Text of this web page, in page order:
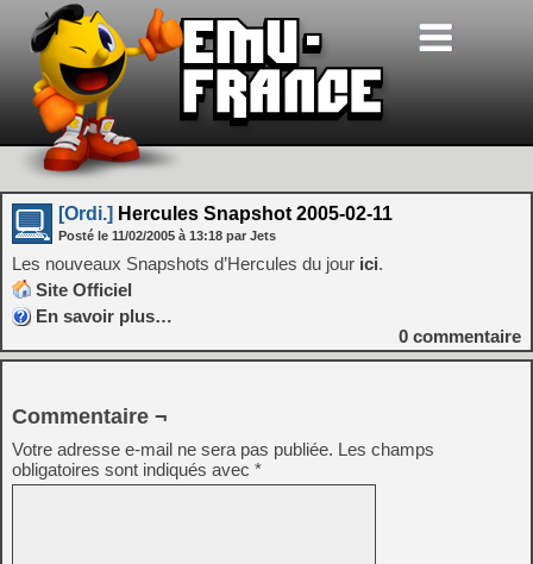
[Ordi.] Hercules Snapshot 2005-02-11
Posté le 11/02/2005 à 13:18 par Jets
Les nouveaux Snapshots d’Hercules du jour ici.
Site Officiel
En savoir plus…
0 commentaire
Commentaire ¬
Votre adresse e-mail ne sera pas publiée. Les champs
obligatoires sont indiqués avec *